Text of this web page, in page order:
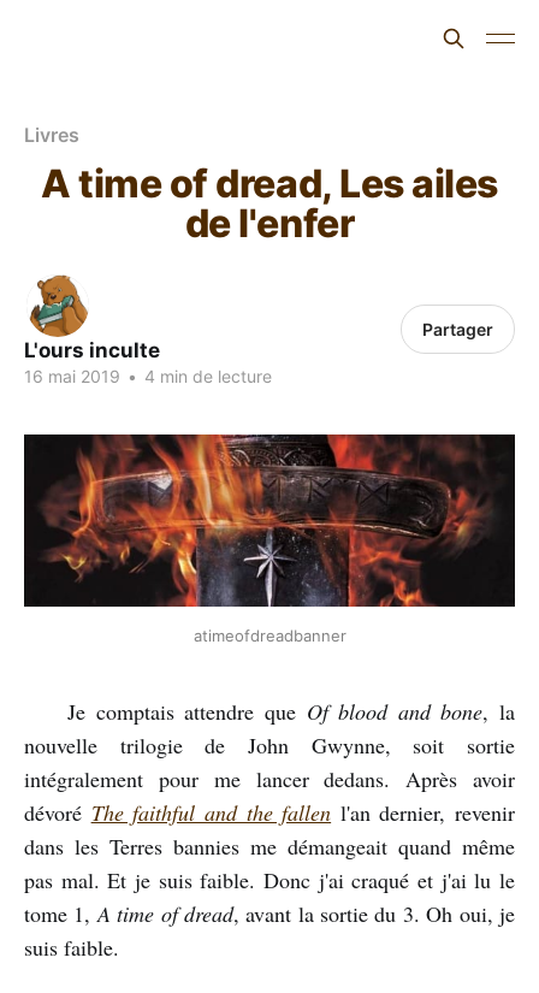
Livres
A time of dread, Les ailes
de l'enfer
L'ours inculte
16 mai 2019 • 4 min de lecture
Partager
atimeofdreadbanner
Je comptais attendre que Of blood and bone, la
nouvelle trilogie de John Gwynne, soit sortie
intégralement pour me lancer dedans. Après avoir
dévoré The faithful and the fallen l'an dernier, revenir
dans les Terres bannies me démangeait quand même
pas mal. Et je suis faible. Donc j'ai craqué et j'ai lu le
tome 1, A time of dread, avant la sortie du 3. Oh oui, je
suis faible.